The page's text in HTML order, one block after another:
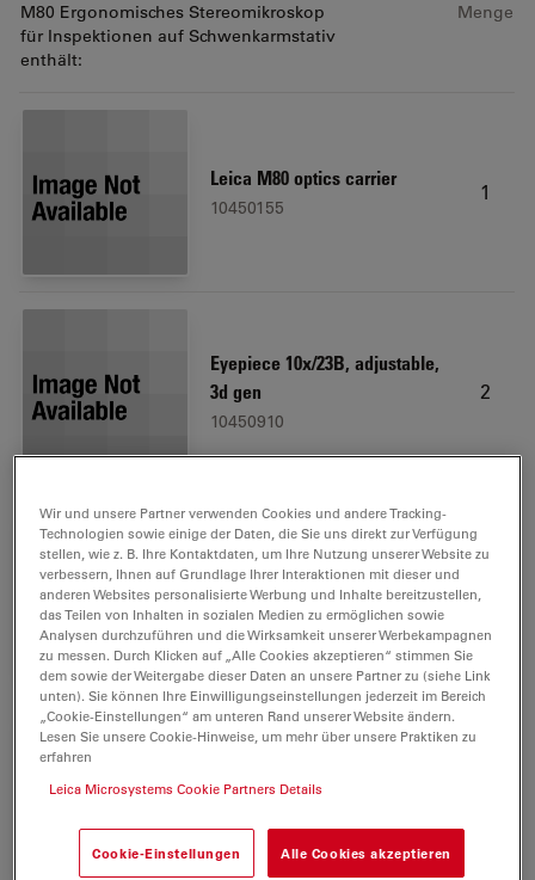
M80 Ergonomisches Stereomikroskop
für Inspektionen auf Schwenkarmstativ
enthält:
Menge
Leica M80 optics carrier
10450155
1
Eyepiece 10x/23B, adjustable,
3d gen
10450910
2
Microscope carrier
10450173
Wir und unsere Partner verwenden Cookies und andere Tracking-
Technologien sowie einige der Daten, die Sie uns direkt zur Verfügung
stellen, wie z. B. Ihre Kontaktdaten, um Ihre Nutzung unserer Website zu
verbessern, Ihnen auf Grundlage Ihrer Interaktionen mit dieser und
anderen Websites personalisierte Werbung und Inhalte bereitzustellen,
das Teilen von Inhalten in sozialen Medien zu ermöglichen sowie
Analysen durchzuführen und die Wirksamkeit unserer Werbekampagnen
zu messen. Durch Klicken auf „Alle Cookies akzeptieren“ stimmen Sie
dem sowie der Weitergabe dieser Daten an unsere Partner zu (siehe Link
unten). Sie können Ihre Einwilligungseinstellungen jederzeit im Bereich
„Cookie-Einstellungen“ am unteren Rand unserer Website ändern.
Lesen Sie unsere Cookie-Hinweise, um mehr über unsere Praktiken zu
erfahren
Leica Microsystems Cookie Partners Details
Cookie-Einstellungen Alle Cookies akzeptieren